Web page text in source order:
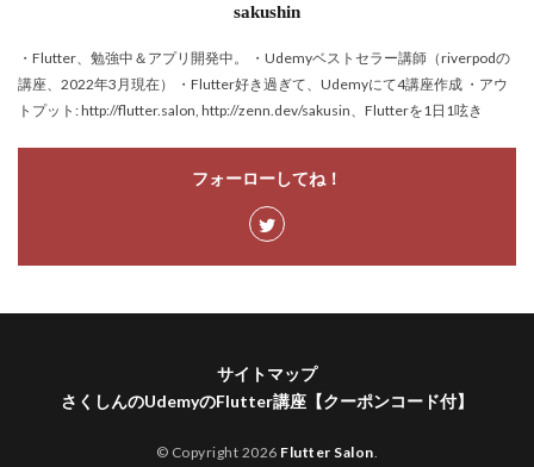
sakushin
・Flutter、勉強中＆アプリ開発中。 ・Udemyベストセラー講師（riverpodの
講座、2022年3月現在） ・Flutter好き過ぎて、Udemyにて4講座作成 ・アウ
トプット: http://flutter.salon, http://zenn.dev/sakusin、Flutterを1日1呟き
フォーローしてね！
サイトマップ
さくしんのUdemyのFlutter講座【クーポンコード付】
© Copyright 2026 Flutter Salon